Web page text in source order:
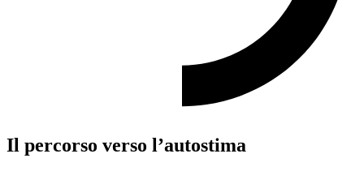
Il percorso verso l’autostima